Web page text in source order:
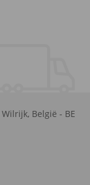
Wilrijk, België - BE